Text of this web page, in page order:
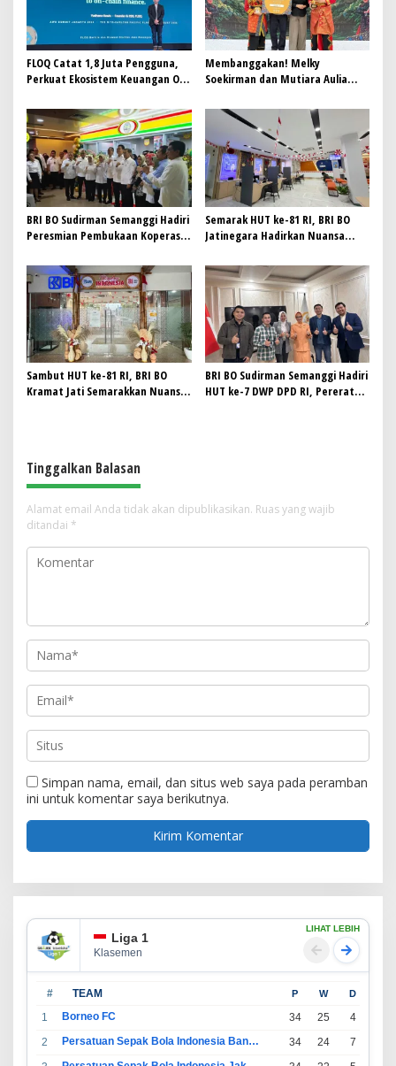
o
s
FLOQ Catat 1,8 Juta Pengguna,
Perkuat Ekosistem Keuangan On-
Membanggakan! Melky
Soekirman dan Mutiara Aulia
Raih Juara 3 Lomba Tari
Nusantara 2026 Bank Indonesia
BRI BO Sudirman Semanggi Hadiri
Peresmian Pembukaan Koperasi
Semarak HUT ke-81 RI, BRI BO
Jatinegara Hadirkan Nuansa
Kantor
Sambut HUT ke-81 RI, BRI BO
Kramat Jati Semarakkan Nuansa
BRI BO Sudirman Semanggi Hadiri
HUT ke-7 DWP DPD RI, Pererat
Tinggalkan Balasan
Alamat email Anda tidak akan dipublikasikan. Ruas yang wajib
ditandai *
Simpan nama, email, dan situs web saya pada peramban
ini untuk komentar saya berikutnya.
Liga 1
Klasemen
LIHAT LEBIH
# TEAM P W D
1 Borneo FC 34 25 4
2
Persatuan Sepak Bola Indonesia Bandung 34 24 7